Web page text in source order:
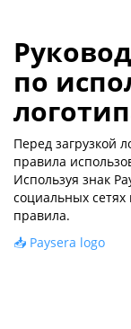
по
Перед загрузкой
правила
Используя знак
социальных
правила.
📥 Paysera logo